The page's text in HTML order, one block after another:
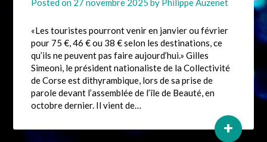
Posted on 27 novembre 2025 by Philippe Auzenet
«Les touristes pourront venir en janvier ou février
pour 75 €, 46 € ou 38 € selon les destinations, ce
qu’ils ne peuvent pas faire aujourd’hui.» Gilles
Simeoni, le président nationaliste de la Collectivité
de Corse est dithyrambique, lors de sa prise de
parole devant l’assemblée de l’île de Beauté, en
octobre dernier. Il vient de…
+